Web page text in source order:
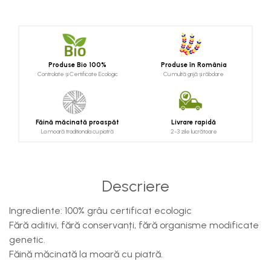
Produse Bio 100%
Controlate și Certificate Ecologic
Produse în România
Cu multă grijă și răbdare
Făină măcinată proaspăt
La moară traditionala cu piatră
Livrare rapidă
2-3 zile lucrătoare
Descriere
Ingrediente: 100% grâu certificat ecologic
Fără aditivi, fără conservanți, fără organisme modificate
genetic.
Făină măcinată la moară cu piatră.